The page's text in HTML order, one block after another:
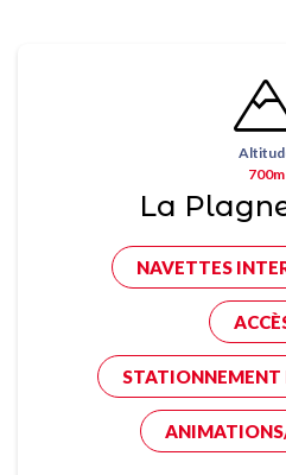
700m
La
NAVETTES
STATIONNEMENT